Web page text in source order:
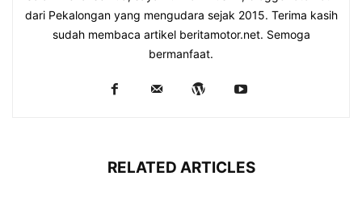
dari Pekalongan yang mengudara sejak 2015. Terima kasih
sudah membaca artikel beritamotor.net. Semoga
bermanfaat.
RELATED ARTICLES